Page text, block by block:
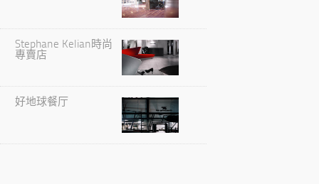
Stephane Kelian時尚
專賣店
好地球餐厅